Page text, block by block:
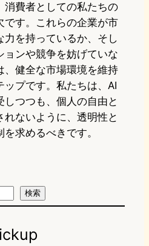
消費者としての私たちの
です。これらの企業が市
を持っているか、そし
ョンや競争を妨げていな
、健全な市場環境を維持
プです。私たちは、AI
つつも、個人の自由と
ないように、透明性と
求めるべきです。
検索